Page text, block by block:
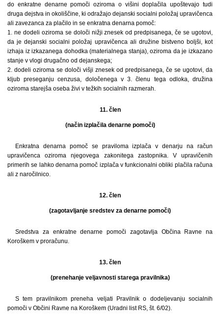
do enkratne denarne pomoči oziroma o višini doplačila upoštevajo tudi
druga dejstva in okoliščine, ki odražajo dejanski socialni položaj upravičenca
ali zavezanca za plačilo in se enkratna denarna pomoč:
1. ne dodeli oziroma se določi nižji znesek od predpisanega, če se ugotovi,
da je dejanski socialni položaj upravičenca ali družine bistveno boljši, kot
izhaja iz izkazanega dohodka (materialnega stanja), oziroma da je izkazano
stanje v vlogi drugačno od dejanskega;
2. dodeli oziroma se določi višji znesek od predpisanega, če se ugotovi, da
kljub preseganju cenzusa, določenega v 3. členu tega odloka, družina
oziroma starejša oseba živi v težkih socialnih razmerah.
11. člen
(način izplačila denarne pomoči)
Enkratna denarna pomoč se praviloma izplača v denarju na račun
upravičenca oziroma njegovega zakonitega zastopnika. V upravičenih
primerih se lahko denarna pomoč izplača v funkcionalni obliki plačila računa
ali z naročilnico.
12. člen
(zagotavljanje sredstev za denarne pomoči)
Sredstva za enkratne denarne pomoči zagotavlja Občina Ravne na
Koroškem v proračunu.
13. člen
(prenehanje veljavnosti starega pravilnika)
S tem pravilnikom preneha veljati Pravilnik o dodeljevanju socialnih
pomoči v Občini Ravne na Koroškem (Uradni list RS, št. 6/02).